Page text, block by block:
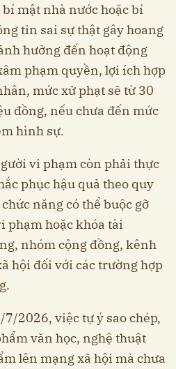
mật nhà nước hoặc bí
tin sai sự thật gây hoang
hưởng đến hoạt động
phạm quyền, lợi ích hợp
mức xử phạt sẽ từ 30
đồng, nếu chưa đến mức
hình sự.
vi phạm còn phải thực
phục hậu quả theo quy
năng có thể buộc gỡ
phạm hoặc khóa tài
nhóm cộng đồng, kênh
hội đối với các trường hợp
2026, việc tự ý sao chép,
văn học, nghệ thuật
lên mạng xã hội mà chưa